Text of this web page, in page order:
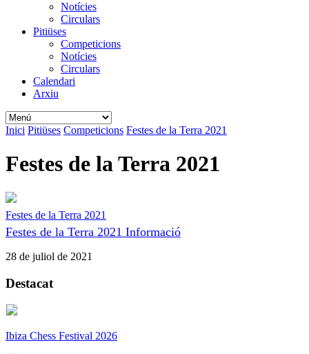
Notícies
Circulars
Pitiüses
Competicions
Notícies
Circulars
Calendari
Arxiu
Inici Pitiüses Competicions Festes de la Terra 2021
Festes de la Terra 2021
Festes de la Terra 2021
Festes de la Terra 2021 Informació
28 de juliol de 2021
Destacat
Ibiza Chess Festival 2026